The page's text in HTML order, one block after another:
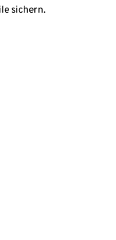
sichern.